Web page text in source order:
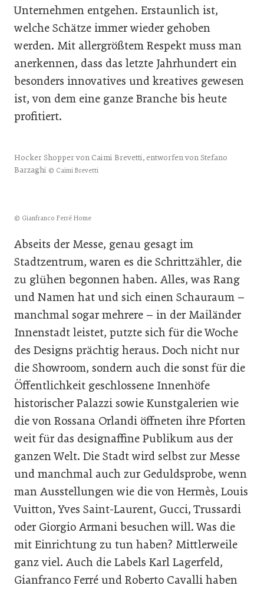
Unternehmen entgehen. Erstaunlich ist,
welche Schätze immer wieder gehoben
werden. Mit allergrößtem Respekt muss man
anerkennen, dass das letzte Jahrhundert ein
besonders innovatives und kreatives gewesen
ist, von dem eine ganze Branche bis heute
profitiert.
Hocker Shopper von Caimi Brevetti, entworfen von Stefano
Barzaghi © Caimi Brevetti
© Gianfranco Ferré Home
Abseits der Messe, genau gesagt im
Stadtzentrum, waren es die Schrittzähler, die
zu glühen begonnen haben. Alles, was Rang
und Namen hat und sich einen Schauraum –
manchmal sogar mehrere – in der Mailänder
Innenstadt leistet, putzte sich für die Woche
des Designs prächtig heraus. Doch nicht nur
die Showroom, sondern auch die sonst für die
Öffentlichkeit geschlossene Innenhöfe
historischer Palazzi sowie Kunstgalerien wie
die von Rossana Orlandi öffneten ihre Pforten
weit für das designaffine Publikum aus der
ganzen Welt. Die Stadt wird selbst zur Messe
und manchmal auch zur Geduldsprobe, wenn
man Ausstellungen wie die von Hermès, Louis
Vuitton, Yves Saint-Laurent, Gucci, Trussardi
oder Giorgio Armani besuchen will. Was die
mit Einrichtung zu tun haben? Mittlerweile
ganz viel. Auch die Labels Karl Lagerfeld,
Gianfranco Ferré und Roberto Cavalli haben